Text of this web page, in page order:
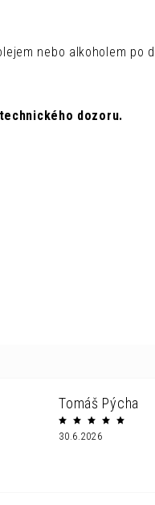
nebo alkoholem po
dozoru.
Tomáš Pýcha
30.6.2026